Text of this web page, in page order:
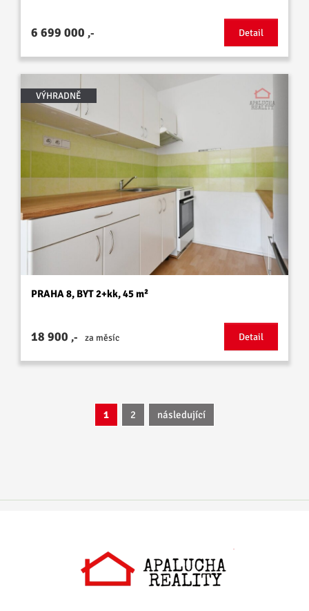
6 699 000 ,- Detail
VÝHRADNĚ
PRAHA 8, BYT 2+kk, 45 m²
18 900 ,- za měsíc Detail
1 2 následující